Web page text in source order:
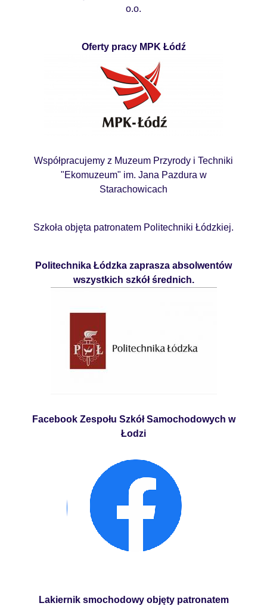
o.o.
Oferty pracy MPK Łódź
Współpracujemy z Muzeum Przyrody i Techniki
"Ekomuzeum" im. Jana Pazdura w
Starachowicach
Szkoła objęta patronatem Politechniki Łódzkiej.
Politechnika Łódzka zaprasza absolwentów
wszystkich szkół średnich.
Facebook Zespołu Szkół Samochodowych w
Łodzi
Lakiernik smochodowy objęty patronatem